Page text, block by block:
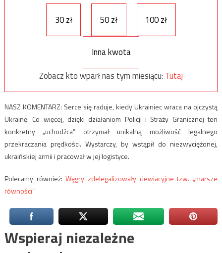
30 zł 50 zł 100 zł
Inna kwota
Zobacz kto wparł nas tym miesiącu: Tutaj
NASZ KOMENTARZ: Serce się raduje, kiedy Ukrainiec wraca na ojczystą
Ukrainę. Co więcej, dzięki działaniom Policji i Straży Granicznej ten
konkretny „uchodźca” otrzymał unikalną możliwość legalnego
przekraczania prędkości. Wystarczy, by wstąpił do niezwyciężonej,
ukraińskiej armii i pracował w jej logistyce.
Polecamy również:Węgry zdelegalizowały dewiacyjne tzw. „marsze
równości”
Wspieraj niezależne